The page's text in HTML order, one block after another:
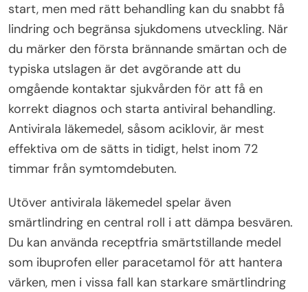
start, men med rätt behandling kan du snabbt få
lindring och begränsa sjukdomens utveckling. När
du märker den första brännande smärtan och de
typiska utslagen är det avgörande att du
omgående kontaktar sjukvården för att få en
korrekt diagnos och starta antiviral behandling.
Antivirala läkemedel, såsom aciklovir, är mest
effektiva om de sätts in tidigt, helst inom 72
timmar från symtomdebuten.
Utöver antivirala läkemedel spelar även
smärtlindring en central roll i att dämpa besvären.
Du kan använda receptfria smärtstillande medel
som ibuprofen eller paracetamol för att hantera
värken, men i vissa fall kan starkare smärtlindring